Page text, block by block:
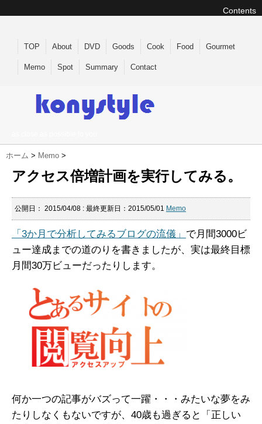
Contents
TOP About DVD Goods Cook Food Gourmet
Memo Spot Summary Contact
ホーム > Memo >
アクセス倍増計画を実行してみる。
公開日： 2015/04/08 : 最終更新日：2015/05/01 Memo
「3か月で分析してみるブログの流儀」 で月間3000ビ
ュー達成までの道のりを書きましたが、実は最終目標
月間30万ビューだったりします。
何か一つの記事がバズって一躍・・・みたいな夢をみ
たりしなくもないですが、40歳も過ぎると「正しい